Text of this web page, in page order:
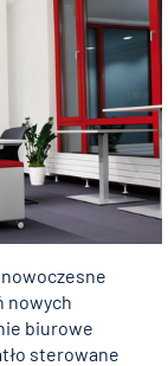
nowych
biurowe
sterowane